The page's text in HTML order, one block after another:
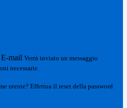
E-mail Verrà inviato un messaggio
necessarie.
utente? Effettua il reset della password